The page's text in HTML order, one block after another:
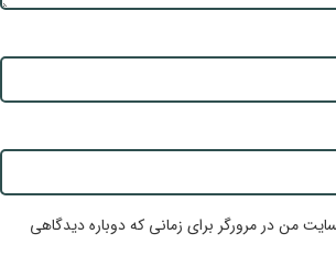
من در مرورگر برای زمانی که دوباره دیدگاهی